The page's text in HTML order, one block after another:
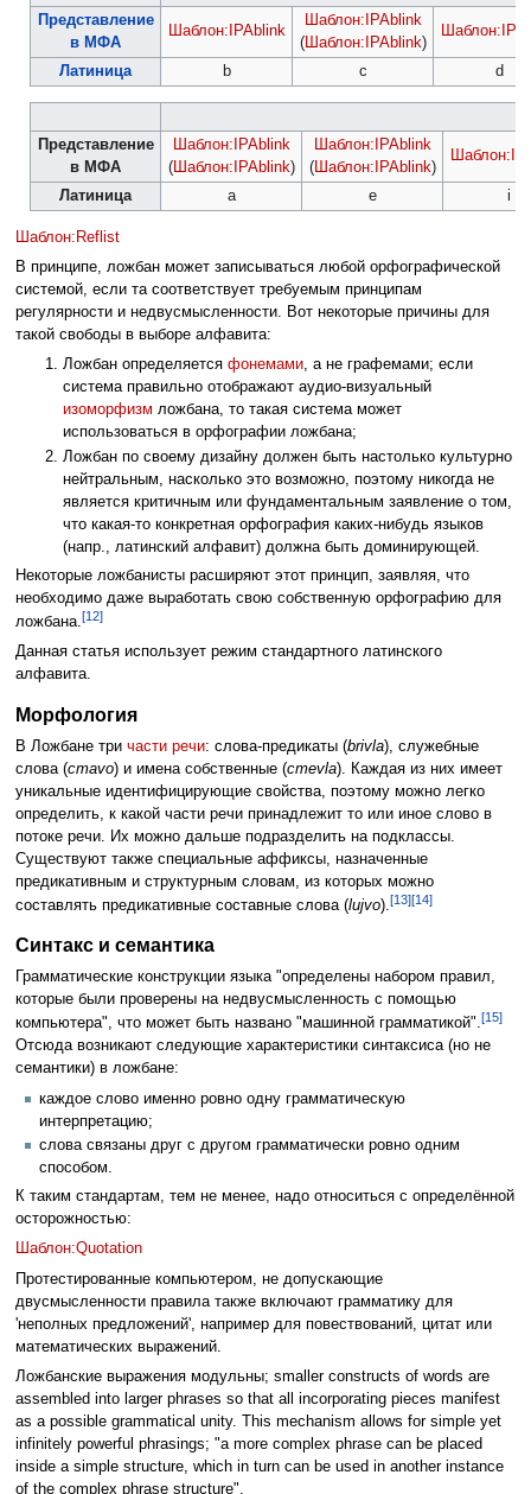
Представление
в МФА
Шаблон:IPAblink
Шаблон:IPAblink
(Шаблон:IPAblink)
Латиница b c d
Представление
в МФА
Шаблон:IPAblink
(Шаблон:IPAblink)
Шаблон:IPAblink
(Шаблон:IPAblink)
Латиница a e i
Шаблон:Reflist
В принципе, ложбан может записываться любой орфографической
системой, если та соответствует требуемым принципам
регулярности и недвусмысленности. Вот некоторые причины для
такой свободы в выборе алфавита:
Ложбан определяетсяфонемами, а не графемами; если
система правильно отображают аудио-визуальный
изоморфизм ложбана, то тaкая система может
использоваться в орфографии ложбана;
Ложбан по своему дизайну должен быть настолько культурно
нейтральным, насколько это возможно, поэтому никогда не
является критичным или фундаментальным заявление о том,
что какая-то конкретная орфография каких-нибудь языков
(напр., латинский алфавит) должна быть доминирующей.
Некоторые ложбанисты расширяют этот принцип, заявляя, что
необходимо даже выработать свою собственную орфографию для
ложбана.[12]
Данная статья использует режим стандартного латинского
алфавита.
Морфология
В Ложбане три части речи: слова-предикаты (brivla), служебные
слова (cmavo) и имена собственные (cmevla). Каждая из них имеет
уникальные идентифицирующие свойства, поэтому можно легко
определить, к какой части речи принадлежит то или иное слово в
потоке речи. Их можно дальше подразделить на подклассы.
Существуют также специальные аффиксы, назначенные
предикативным и структурным словам, из которых можно
составлять предикативные составные слова (lujvo).[13][14]
Синтакс и семантика
Грамматические конструкции языка "определены набором правил,
которые были проверены на недвусмысленность с помощью
компьютера", что может быть названо "машинной грамматикой".[15]
Отсюда возникают следующие характеристики синтаксиса (но не
семантики) в ложбане:
каждое слово именно ровно одну грамматическую
интерпретацию;
слова связаны друг с другом грамматически ровно одним
способом.
К таким стандартам, тем не менее, надо относиться с определённой
осторожностью:
Шаблон:Quotation
Протестированные компьютером, не допускающие
двусмысленности правила также включают грамматику для
'неполных предложений', например для повествований, цитат или
математических выражений.
Ложбанские выражения модульны; smaller constructs of words are
assembled into larger phrases so that all incorporating pieces manifest
as a possible grammatical unity. This mechanism allows for simple yet
infinitely powerful phrasings; "a more complex phrase can be placed
inside a simple structure, which in turn can be used in another instance
of the complex phrase structure".